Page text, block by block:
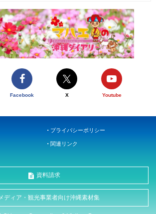
Facebook X Youtube
プライバシーポリシー
関連リンク
資料請求
ディア・観光事業者向け沖縄素材集